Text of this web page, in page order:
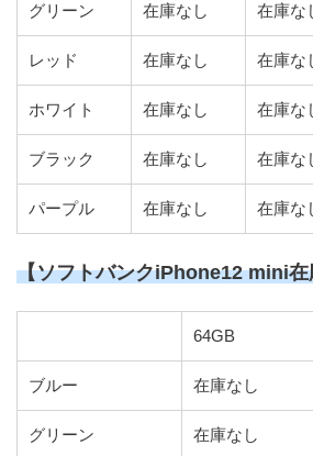
グリーン 在庫なし 在庫な
レッド 在庫なし 在庫な
ホワイト 在庫なし 在庫な
ブラック 在庫なし 在庫な
パープル 在庫なし 在庫な
【ソフトバンクiPhone12 mini在
64GB
ブルー 在庫なし
グリーン 在庫なし